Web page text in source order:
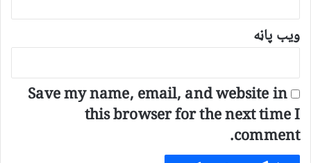
ویب پاڼه
Save my name, email, and website in
this browser for the next time I
comment.